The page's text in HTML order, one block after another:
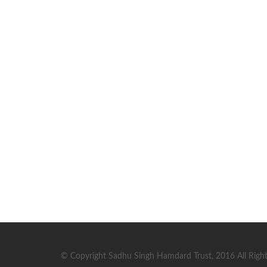
© Copyright Sadhu Singh Hamdard Trust, 2016 All